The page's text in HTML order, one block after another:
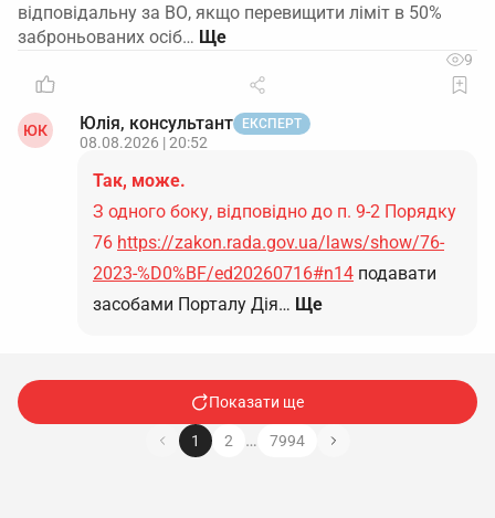
відповідальну за ВО, якщо перевищити ліміт в 50%
заброньованих осіб…
9
ЮК Юлія, консультант ЕКСПЕРТ
08.08.2026 | 20:52
Так, може.
З одного боку, відповідно до п. 9-2 Порядку
76 https://zakon.rada.gov.ua/laws/show/76-
2023-%D0%BF/ed20260716#n14 подавати
засобами Порталу Дія… Ще
Показати ще
1 2 … 7994